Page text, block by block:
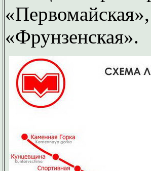
«Фрунзенская».